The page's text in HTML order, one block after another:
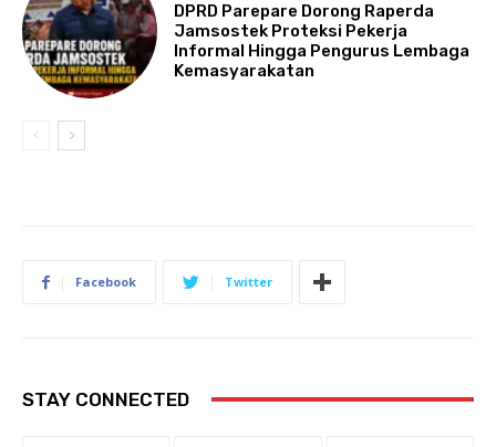
DPRD Parepare Dorong Raperda
Jamsostek Proteksi Pekerja
Informal Hingga Pengurus Lembaga
Kemasyarakatan
Facebook Twitter
STAY CONNECTED